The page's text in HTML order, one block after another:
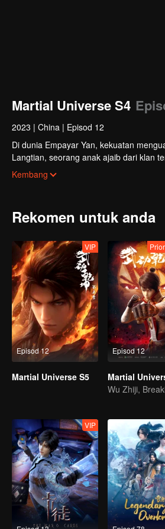
Martial Universe S4
2023 | China | Episod 12
Di dunia Empayar Yan, kekuatan
Langtian, seorang anak ajaib dari klan
terduga ketika dia menemukan sebuah
Kembang
Rekomen untuk anda
Episod 12
VIP
Martial Universe S5
Episod 12
Martial
VIP